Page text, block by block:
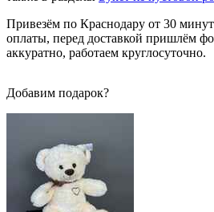
Привезём по Краснодару от 30
оплаты, перед доставкой пришлём
аккуратно, работаем круглосуточно.
Добавим подарок?